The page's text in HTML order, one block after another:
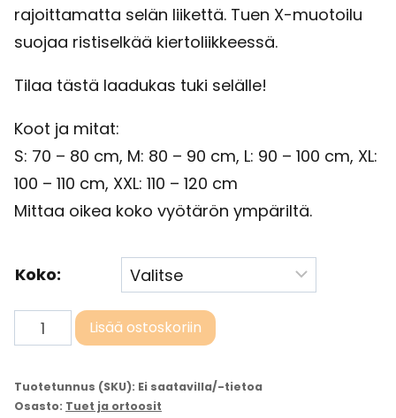
rajoittamatta selän liikettä. Tuen X-muotoilu
suojaa ristiselkää kiertoliikkeessä.
Tilaa tästä laadukas tuki selälle!
Koot ja mitat:
S: 70 – 80 cm, M: 80 – 90 cm, L: 90 – 100 cm, XL:
100 – 110 cm, XXL: 110 – 120 cm
Mittaa oikea koko vyötärön ympäriltä.
Koko:
Selkätuki,
LP
X-
Tremus
Lisää ostoskoriin
Tuotetunnus (SKU): Ei saatavilla/-tietoa
Osasto: Tuet ja ortoosit